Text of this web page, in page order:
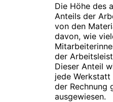
Die Höhe des
Anteils der
von den
davon, wie
der
Dieser Anteil
jede
der Rechnung
ausgewiesen.